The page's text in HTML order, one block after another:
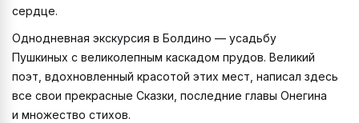
сердце.
Однодневная экскурсия в Болдино — усадьбу
Пушкиных с великолепным каскадом прудов. Великий
поэт, вдохновленный красотой этих мест, написал здесь
все свои прекрасные Сказки, последние главы Онегина
и множество стихов.